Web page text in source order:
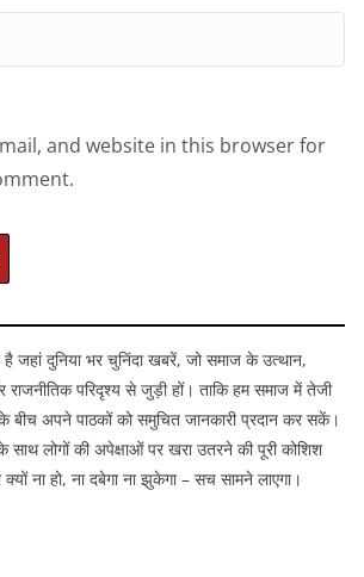
and website in this browser for
जहां दुनिया भर चुनिंदा खबरें, जो समाज के उत्थान,
राजनीतिक परिदृश्य से जुड़ी हों। ताकि हम समाज में तेजी
अपने पाठकों को समुचित जानकारी प्रदान कर सकें।
साथ लोगों की अपेक्षाओं पर खरा उतरने की पूरी कोशिश
क्यों ना हो, ना दबेगा ना झुकेगा – सच सामने लाएगा।